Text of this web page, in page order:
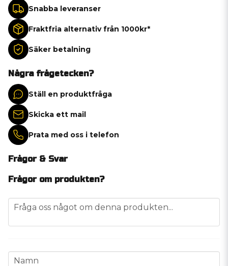
Snabba leveranser
Fraktfria alternativ från 1000kr*
Säker betalning
Några frågetecken?
Ställ en produktfråga
Skicka ett mail
Prata med oss i telefon
Frågor & Svar
Frågor om produkten?
question
Fråga oss något om denna produkten...
name
Namn